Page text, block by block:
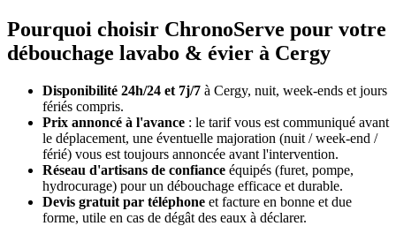
Pourquoi choisir ChronoServe pour votre
débouchage lavabo & évier à Cergy
Disponibilité 24h/24 et 7j/7 à Cergy, nuit, week-ends et jours
fériés compris.
Prix annoncé à l'avance : le tarif vous est communiqué avant
le déplacement, une éventuelle majoration (nuit / week-end /
férié) vous est toujours annoncée avant l'intervention.
Réseau d'artisans de confiance équipés (furet, pompe,
hydrocurage) pour un débouchage efficace et durable.
Devis gratuit par téléphone et facture en bonne et due
forme, utile en cas de dégât des eaux à déclarer.